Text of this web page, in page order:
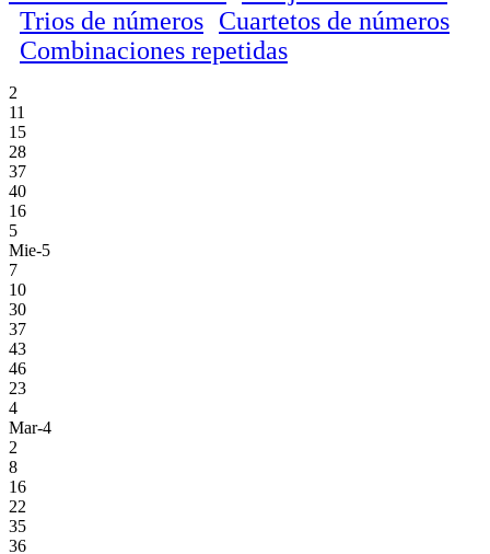
Trios de números Cuartetos de números
Combinaciones repetidas
2
11
15
28
37
40
16
5
Mie-5
7
10
30
37
43
46
23
4
Mar-4
2
8
16
22
35
36